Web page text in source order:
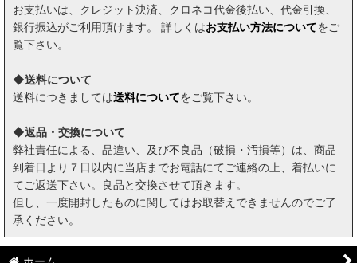
お支払いは、クレジット決済、クロネコ代金後払い、代金引換、
銀行振込がご利用頂けます。 詳しくはお支払い方法についてをご
覧下さい。
◆送料について
送料につきましては送料についてをご覧下さい。
◆返品・交換について
弊社責任による、品違い、及び不良品（破損・汚損等）は、商品
到着日より７日以内に当店までお電話にてご連絡の上、着払いに
てご返送下さい。良品と交換させて頂きます。
但し、一度開封したものに関してはお取替えできませんのでご了
承ください。